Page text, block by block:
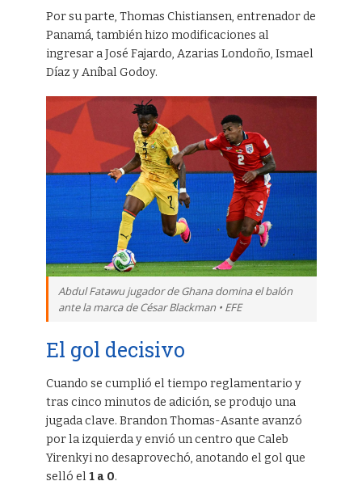
Por su parte, Thomas Chistiansen, entrenador de
Panamá, también hizo modificaciones al
ingresar a José Fajardo, Azarias Londoño, Ismael
Díaz y Aníbal Godoy.
Abdul Fatawu jugador de Ghana domina el balón
ante la marca de César Blackman • EFE
El gol decisivo
Cuando se cumplió el tiempo reglamentario y
tras cinco minutos de adición, se produjo una
jugada clave. Brandon Thomas-Asante avanzó
por la izquierda y envió un centro que Caleb
Yirenkyi no desaprovechó, anotando el gol que
selló el 1 a 0.